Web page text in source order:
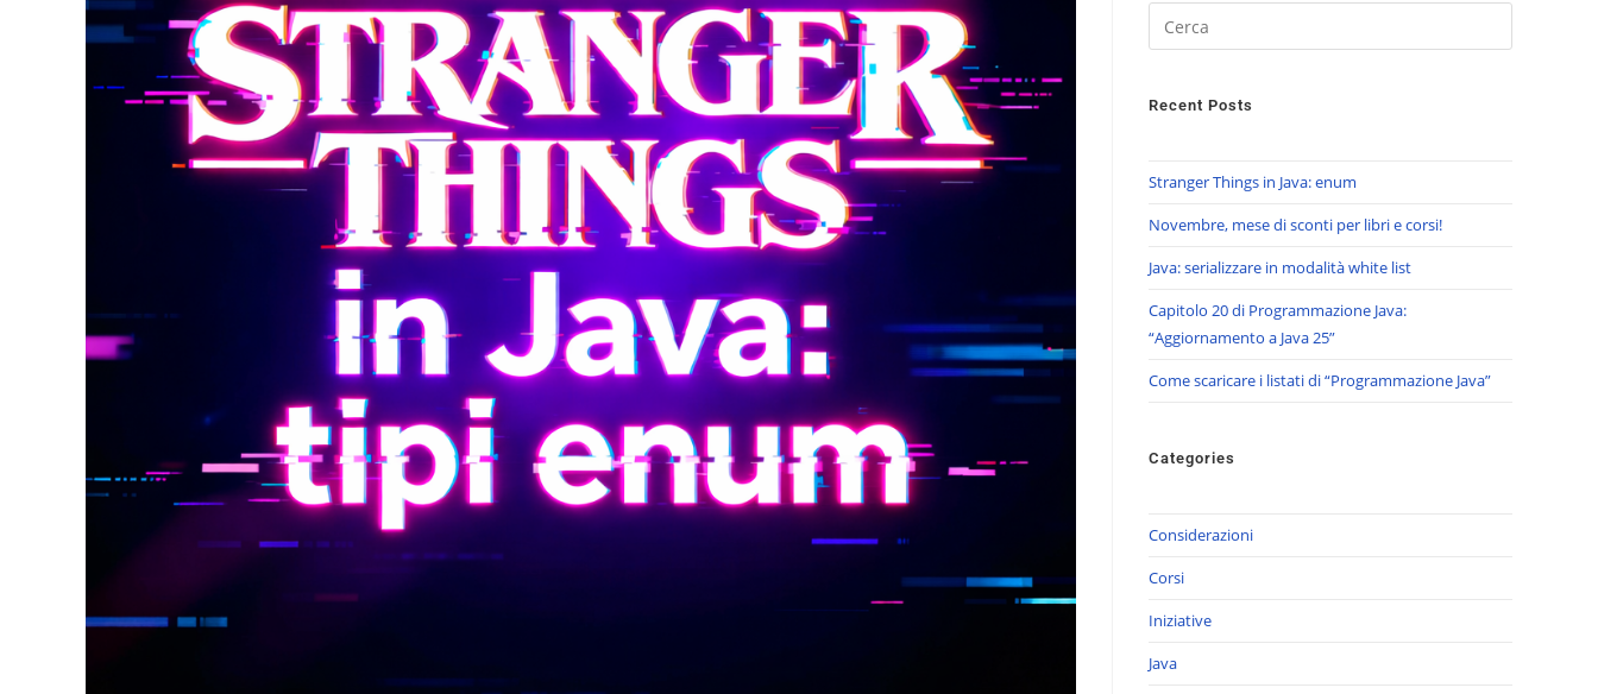
Recent Posts
Stranger Things in Java: enum
Novembre, mese di sconti per libri e corsi!
Java: serializzare in modalità white list
Capitolo 20 di Programmazione Java:
“Aggiornamento a Java 25”
Come scaricare i listati di “Programmazione Java”
Categories
Considerazioni
Corsi
Iniziative
Java